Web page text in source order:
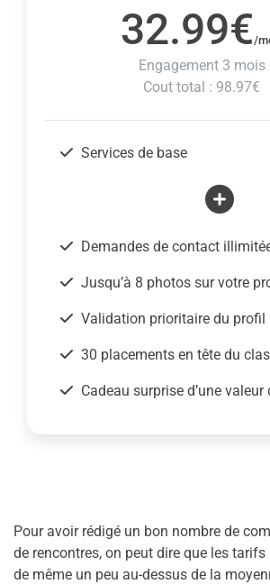
32.99€ /
Engagement 3 mois
Cout total : 98.97€
Services de base
Demandes de contact
Jusqu’à 8 photos sur votre
Validation prioritaire du profil
30 placements en tête du
Cadeau surprise d’une valeur
Pour avoir rédigé un bon nombre de
de rencontres, on peut dire que les
de même un peu au-dessus de la